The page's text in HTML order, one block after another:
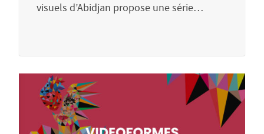
visuels d’Abidjan propose une série…